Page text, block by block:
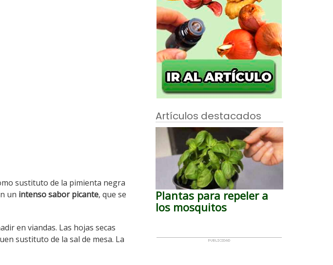
sustituto de la pimienta negra
un intenso sabor picante, que se
en viandas. Las hojas secas
sustituto de la sal de mesa. La
Artículos destacados
Plantas para repeler a
los mosquitos